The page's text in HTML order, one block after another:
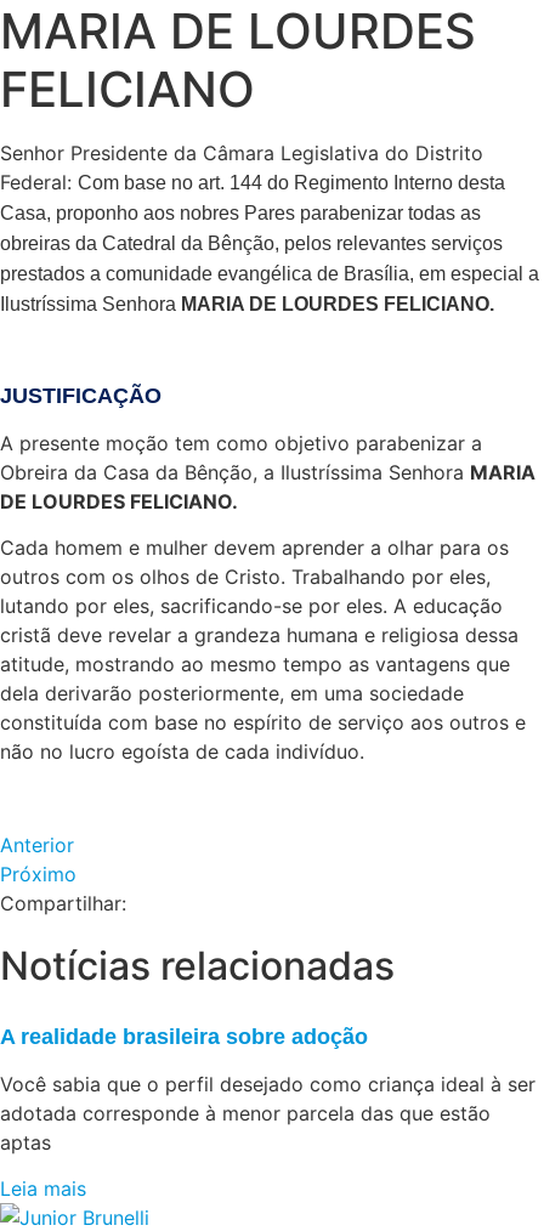
MARIA DE LOURDES
FELICIANO
Senhor Presidente da Câmara Legislativa do Distrito
Federal: Com base no art. 144 do Regimento Interno desta
Casa, proponho aos nobres Pares parabenizar todas as
obreiras da Catedral da Bênção, pelos relevantes serviços
prestados a comunidade evangélica de Brasília, em especial a
Ilustríssima Senhora MARIA DE LOURDES FELICIANO.
JUSTIFICAÇÃO
A presente moção tem como objetivo parabenizar a
Obreira da Casa da Bênção, a Ilustríssima Senhora MARIA
DE LOURDES FELICIANO.
Cada homem e mulher devem aprender a olhar para os
outros com os olhos de Cristo. Trabalhando por eles,
lutando por eles, sacrificando-se por eles. A educação
cristã deve revelar a grandeza humana e religiosa dessa
atitude, mostrando ao mesmo tempo as vantagens que
dela derivarão posteriormente, em uma sociedade
constituída com base no espírito de serviço aos outros e
não no lucro egoísta de cada indivíduo.
Anterior
Próximo
Compartilhar:
Notícias relacionadas
A realidade brasileira sobre adoção
Você sabia que o perfil desejado como criança ideal à ser
adotada corresponde à menor parcela das que estão
aptas
Leia mais